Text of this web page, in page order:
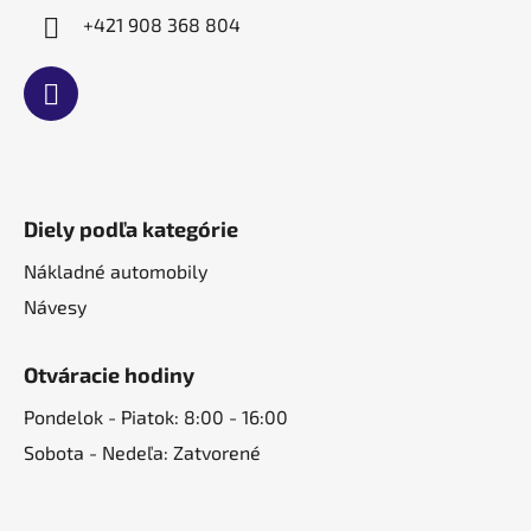
+421 908 368 804
Diely podľa kategórie
Nákladné automobily
Návesy
Otváracie hodiny
Pondelok - Piatok: 8:00 - 16:00
Sobota - Nedeľa: Zatvorené